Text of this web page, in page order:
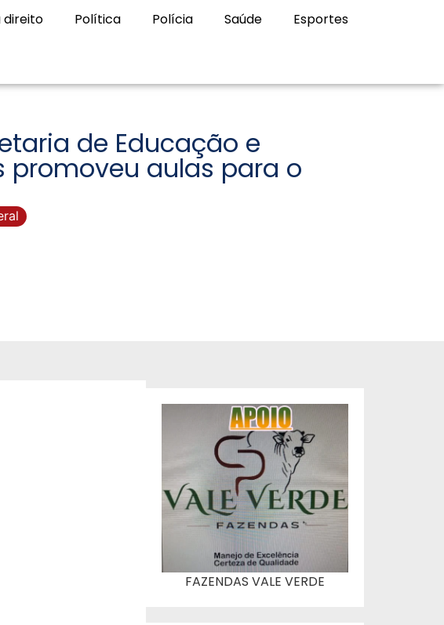
direito Política Polícia Saúde Esportes
de Educação e
promoveu aulas para o
FAZENDAS VALE VERDE